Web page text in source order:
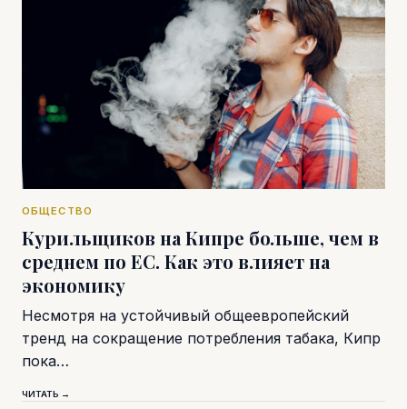
ОБЩЕСТВО
Курильщиков на Кипре больше, чем в
среднем по ЕС. Как это влияет на
экономику
Несмотря на устойчивый общеевропейский
тренд на сокращение потребления табака, Кипр
пока…
ЧИТАТЬ →